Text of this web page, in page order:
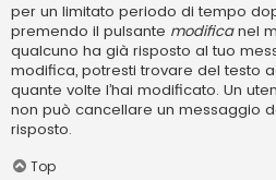
per un limitato periodo di tempo
premendo il pulsante modificanel
qualcuno ha già risposto al tuo
modifica, potresti trovare del testo
quante volte l’hai modificato. Un
non può cancellare un messaggio
risposto.
Top